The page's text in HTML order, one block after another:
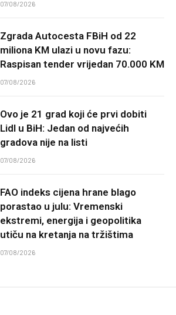
07/08/2026
Zgrada Autocesta FBiH od 22
miliona KM ulazi u novu fazu:
Raspisan tender vrijedan 70.000 KM
07/08/2026
Ovo je 21 grad koji će prvi dobiti
Lidl u BiH: Jedan od najvećih
gradova nije na listi
07/08/2026
FAO indeks cijena hrane blago
porastao u julu: Vremenski
ekstremi, energija i geopolitika
utiču na kretanja na tržištima
07/08/2026